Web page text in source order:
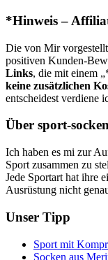
*Hinweis –
Die von Mir
positiven Kunden-
Links, die mit einem
keine zusätzlichen
entscheidest verdiene
Über sport-
Ich haben es mi zur
Sport zusammen zu
Jede Sportart hat ihre
Ausrüstung nicht
Unser Tipp
Sport mit
Socken aus